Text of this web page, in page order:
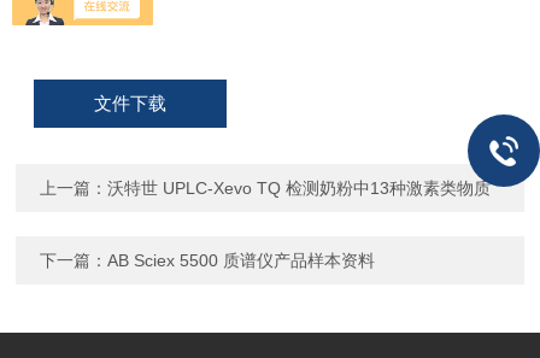
文件下载
上一篇：沃特世 UPLC-Xevo TQ 检测奶粉中13种激素类物质
下一篇：AB Sciex 5500 质谱仪产品样本资料